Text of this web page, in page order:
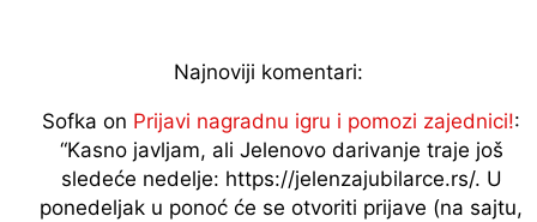
Najnoviji komentari:
Sofka on Prijavi nagradnu igru i pomozi zajednici!:
“Kasno javljam, ali Jelenovo darivanje traje još
sledeće nedelje: https://jelenzajubilarce.rs/. U
ponedeljak u ponoć će se otvoriti prijave (na sajtu,